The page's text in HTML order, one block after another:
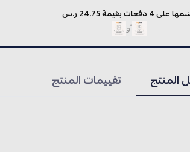
4 دفعات بقيمة 24.75 ر.س
أو
المنتج تقييمات المنتج